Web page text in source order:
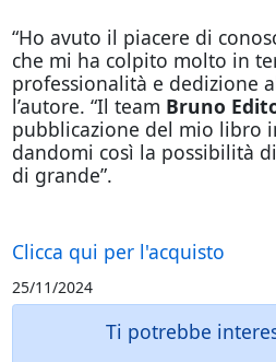
“Ho avuto il piacere di
che mi ha colpito molto in
professionalità e dedizione
l’autore. “Il team Bruno
pubblicazione del mio libro
dandomi così la possibilità
di grande”.
Clicca qui per l'acquisto
25/11/2024
Ti potrebbe